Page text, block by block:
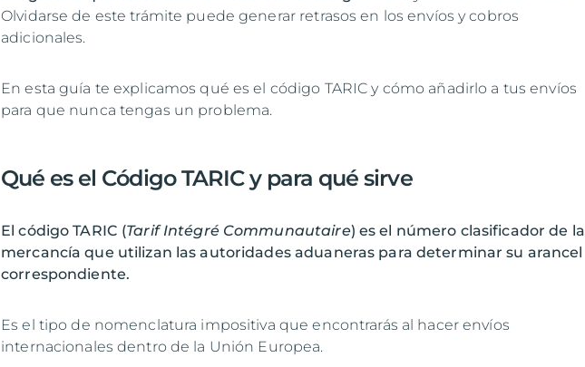
Olvidarse de este trámite puede generar retrasos en los envíos y cobros
adicionales.
En esta guía te explicamos qué es el código TARIC y cómo añadirlo a tus envíos
para que nunca tengas un problema.
Qué es el Código TARIC y para qué sirve
El código TARIC (Tarif Intégré Communautaire) es el número clasificador de la
mercancía que utilizan las autoridades aduaneras para determinar su arancel
correspondiente.
Es el tipo de nomenclatura impositiva que encontrarás al hacer envíos
internacionales dentro de la Unión Europea.